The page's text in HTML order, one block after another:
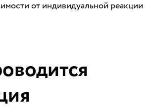
от индивидуальной реакции